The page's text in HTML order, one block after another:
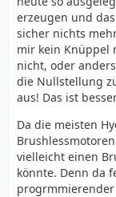
erzeugen und
sicher nichts
mir kein Knüppel
nicht, oder
die Nullstellung
aus! Das ist
Da die meisten
vielleicht einen
könnte. Denn da